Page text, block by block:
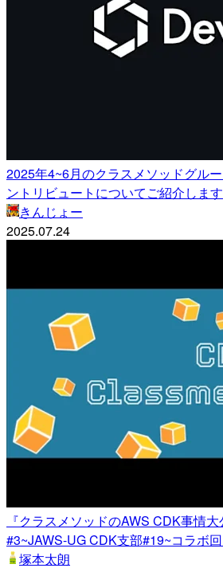
2025年4~6月のクラスメソッドグル
ントリビュートについてご紹介します
きんじょー
2025.07.24
『クラスメソッドのAWS CDK事情
#3~JAWS-UG CDK支部#19~コラボ
塚本太朗